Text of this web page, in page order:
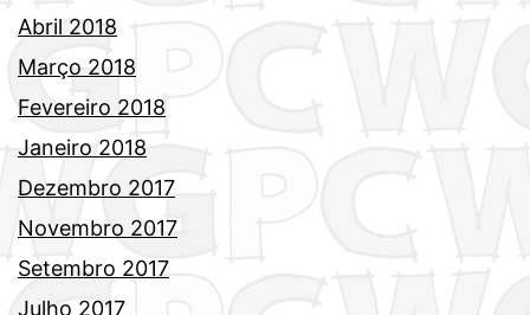
Abril 2018
Março 2018
Fevereiro 2018
Janeiro 2018
Dezembro 2017
Novembro 2017
Setembro 2017
Julho 2017